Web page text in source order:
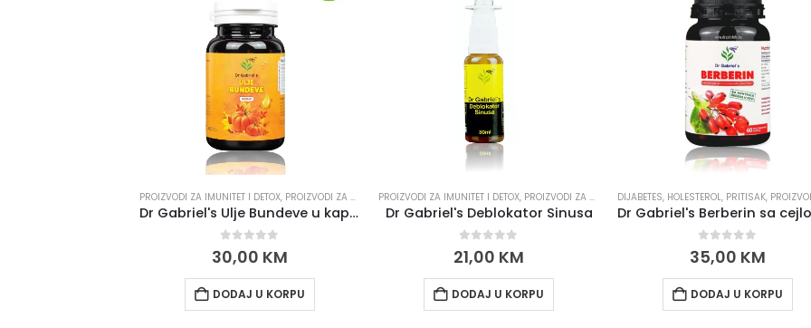
PROIZVODI ZA IMUNITET I DETOX, PROIZVODI ZA PROSTATU I POTENCIJU ,PROIZVODI ZA SRCE I KRVNE ŽILE
Dr Gabriel's Ulje Bundeve u kapsulama 60 kom.
0out of 5
30,00 KM
DODAJ U KORPU
PROIZVODI ZA IMUNITET I DETOX, PROIZVODI ZA PLUĆA I JETRU
Dr Gabriel's Deblokator Sinusa
0out of 5
21,00 KM
DODAJ U KORPU
DIJABETES, HOLESTEROL, PRITISAK, PROIZVODI ZA
0out of 5
35,00 KM
DODAJ U KORPU